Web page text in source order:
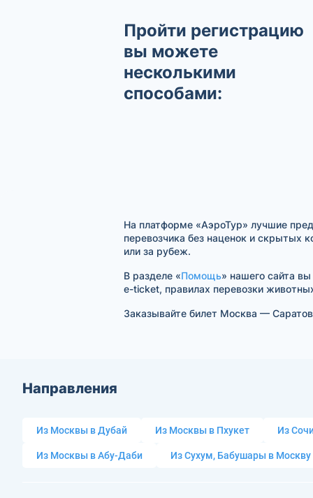
Пройти регистрацию
вы можете
несколькими
способами:
На платформе «АэроТур» лучшие
перевозчика без наценок и скрытых
или за рубеж.
В разделе «Помощь» нашего сайта
e-ticket, правилах перевозки
Заказывайте билет Москва —
Направления
Из Москвы в Дубай Из Москвы в Пхукет Из
Из Москвы в Абу-Даби Из Сухум, Бабушары в Москву